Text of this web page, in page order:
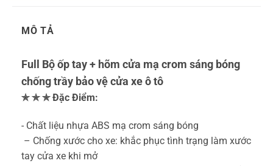
MÔ TẢ
Full Bộ ốp tay + hõm cửa mạ crom sáng bóng
chống trầy bảo vệ cửa xe ô tô
✯ ✯ ✯ Đặc Điểm:
-️ Chất liệu nhựa ABS mạ crom sáng bóng
️ – Chống xước cho xe: khắc phục tình trạng làm xước
tay cửa xe khi mở